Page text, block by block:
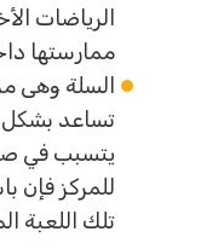
الرياضات
ممارستها
السلة وهى من
تساعد بشكل
يتسبب في صحة
للمركز فإن
تلك اللعبة